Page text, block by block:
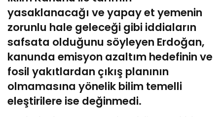
yasaklanacağı ve yapay et yemenin
zorunlu hale geleceği gibi iddiaların
safsata olduğunu söyleyen Erdoğan,
kanunda emisyon azaltım hedefinin ve
fosil yakıtlardan çıkış planının
olmamasına yönelik bilim temelli
eleştirilere ise değinmedi.